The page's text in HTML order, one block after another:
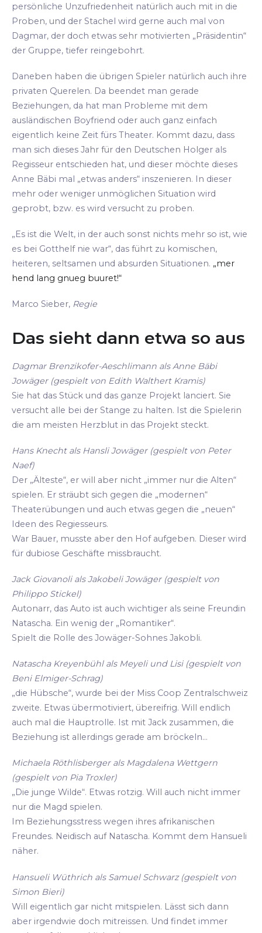
persönliche Unzufriedenheit natürlich auch mit in die
Proben, und der Stachel wird gerne auch mal von
Dagmar, der doch etwas sehr motivierten „Präsidentin“
der Gruppe, tiefer reingebohrt.
Daneben haben die übrigen Spieler natürlich auch ihre
privaten Querelen. Da beendet man gerade
Beziehungen, da hat man Probleme mit dem
ausländischen Boyfriend oder auch ganz einfach
eigentlich keine Zeit fürs Theater. Kommt dazu, dass
man sich dieses Jahr für den Deutschen Holger als
Regisseur entschieden hat, und dieser möchte dieses
Anne Bäbi mal „etwas anders“ inszenieren. In dieser
mehr oder weniger unmöglichen Situation wird
geprobt, bzw. es wird versucht zu proben.
„Es ist die Welt, in der auch sonst nichts mehr so ist, wie
es bei Gotthelf nie war“, das führt zu komischen,
heiteren, seltsamen und absurden Situationen. „mer
hend lang gnueg buuret!“
Marco Sieber, Regie
Das sieht dann etwa so aus
Dagmar Brenzikofer-Aeschlimann als Anne Bäbi
Jowäger (gespielt von Edith Walthert Kramis)
Sie hat das Stück und das ganze Projekt lanciert. Sie
versucht alle bei der Stange zu halten. Ist die Spielerin
die am meisten Herzblut in das Projekt steckt.
Hans Knecht als Hansli Jowäger (gespielt von Peter
Naef)
Der „Älteste“, er will aber nicht „immer nur die Alten“
spielen. Er sträubt sich gegen die „modernen“
Theaterübungen und auch etwas gegen die „neuen“
Ideen des Regiesseurs.
War Bauer, musste aber den Hof aufgeben. Dieser wird
für dubiose Geschäfte missbraucht.
Jack Giovanoli als Jakobeli Jowäger (gespielt von
Philippo Stickel)
Autonarr, das Auto ist auch wichtiger als seine Freundin
Natascha. Ein wenig der „Romantiker“.
Spielt die Rolle des Jowäger-Sohnes Jakobli.
Natascha Kreyenbühl als Meyeli und Lisi (gespielt von
Beni Elmiger-Schrag)
„die Hübsche“, wurde bei der Miss Coop Zentralschweiz
zweite. Etwas übermotiviert, übereifrig. Will endlich
auch mal die Hauptrolle. Ist mit Jack zusammen, die
Beziehung ist allerdings gerade am bröckeln...
Michaela Röthlisberger als Magdalena Wettgern
(gespielt von Pia Troxler)
„Die junge Wilde“. Etwas rotzig. Will auch nicht immer
nur die Magd spielen.
Im Beziehungsstress wegen ihres afrikanischen
Freundes. Neidisch auf Natascha. Kommt dem Hansueli
näher.
Hansueli Wüthrich als Samuel Schwarz (gespielt von
Simon Bieri)
Will eigentlich gar nicht mitspielen. Lässt sich dann
aber irgendwie doch mitreissen. Und findet immer